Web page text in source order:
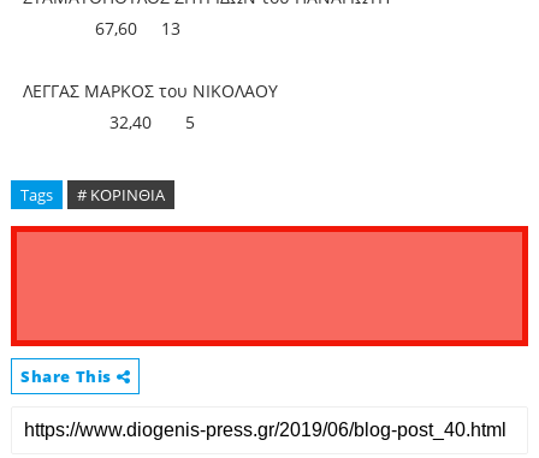
67,60
13
ΛΕΓΓΑΣ ΜΑΡΚΟΣ του ΝΙΚΟΛΑΟΥ
32,40
5
Tags # ΚΟΡΙΝΘΙΑ
Share This